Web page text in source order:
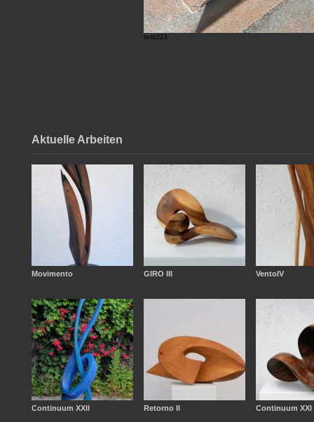
test321
Aktuelle Arbeiten
Movimento GIRO III VentoIV
Continuum XXll Retorno II Continuum XXI